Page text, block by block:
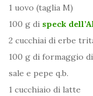
1 uovo (taglia M)
100 g di speck
2 cucchiai di erbe
100 g di formaggio
sale e pepe q.b.
1 cucchiaio di latte